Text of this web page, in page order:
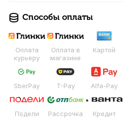
Способы оплаты
Оплата
курьеру
Оплата в
магазине
Картой
SberPay T-Pay Alfa-Pay
Подели Рассрочка Кредит